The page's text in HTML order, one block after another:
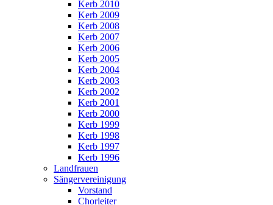
Kerb 2010
Kerb 2009
Kerb 2008
Kerb 2007
Kerb 2006
Kerb 2005
Kerb 2004
Kerb 2003
Kerb 2002
Kerb 2001
Kerb 2000
Kerb 1999
Kerb 1998
Kerb 1997
Kerb 1996
Landfrauen
Sängervereinigung
Vorstand
Chorleiter